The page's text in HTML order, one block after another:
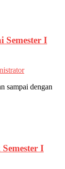
Semester I
sampai dengan
I